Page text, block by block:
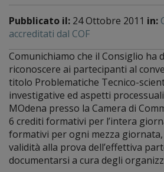
Pubblicato il: 24 Ottobre 2011 in:
accreditati dal COF
Comunichiamo che il Consiglio ha
riconoscere ai partecipanti al
titolo Problematiche Tecnico-
investigative ed aspetti
MOdena presso la Camera di
6 crediti formativi per l’intera
formativi per ogni mezza
validità alla prova dell’effettiva
documentarsi a cura degli